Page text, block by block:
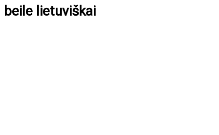
beile lietuviškai